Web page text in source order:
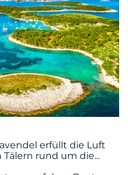
erfüllt die Luft
Tälern rund um die...